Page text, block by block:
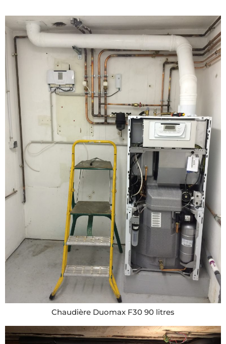
Chaudière Duomax F30 90 litres